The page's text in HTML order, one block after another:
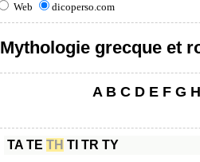
Web dicoperso.com
Mythologie grecque et
A B C D E F G H
TA TE TH TI TR TY